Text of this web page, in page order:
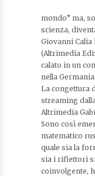
mondo” ma,
scienza,
Giovanni Calia
(Altrimedia
calato in un
nella
La congettura
streaming
Altrimedia
Sono così
matematico
quale sia la
sia i riflettori
coinvolgente,